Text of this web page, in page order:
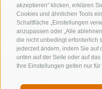
akzeptieren" klicken, erklären
Cookies und ähnlichen Tools
Schaltfläche „Einstellungen
anzupassen oder „Alle
die nicht unbedingt erforderlich
jederzeit ändern, indem Sie auf
unten auf der Seite oder auf
Ihre Einstellungen gelten nur
Unterkunftstyp
NUR ONLINE